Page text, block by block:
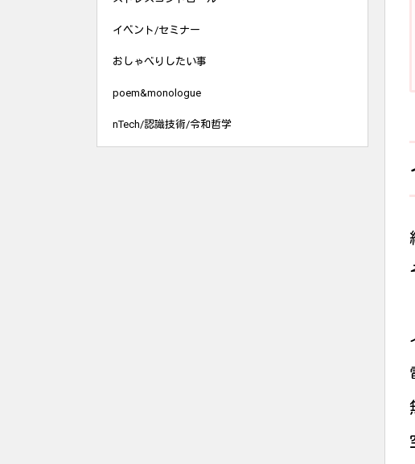
イベント/セミナー
おしゃべりしたい事
poem&monologue
nTech/認識技術/令和哲学